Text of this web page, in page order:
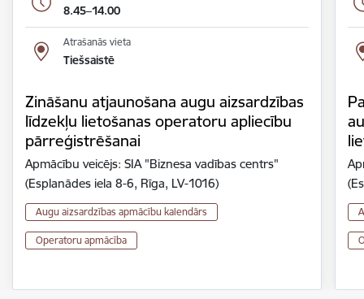
8.45–14.00
Atrašanās vieta
Tiešsaistē
Zināšanu atjaunošana augu aizsardzības
līdzekļu lietošanas operatoru apliecību
pārreģistrēšanai
Apmācību veicējs: SIA "Biznesa vadības centrs"
(Esplanādes iela 8-6, Rīga, LV-1016)
Augu aizsardzības apmācību kalendārs
Operatoru apmācība